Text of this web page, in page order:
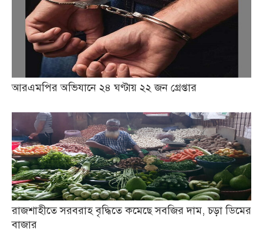
আরএমপির অভিযানে ২৪ ঘণ্টায় ২২ জন গ্রেপ্তার
রাজশাহীতে সরবরাহ বৃদ্ধিতে কমেছে সবজির দাম, চড়া ডিমের
বাজার